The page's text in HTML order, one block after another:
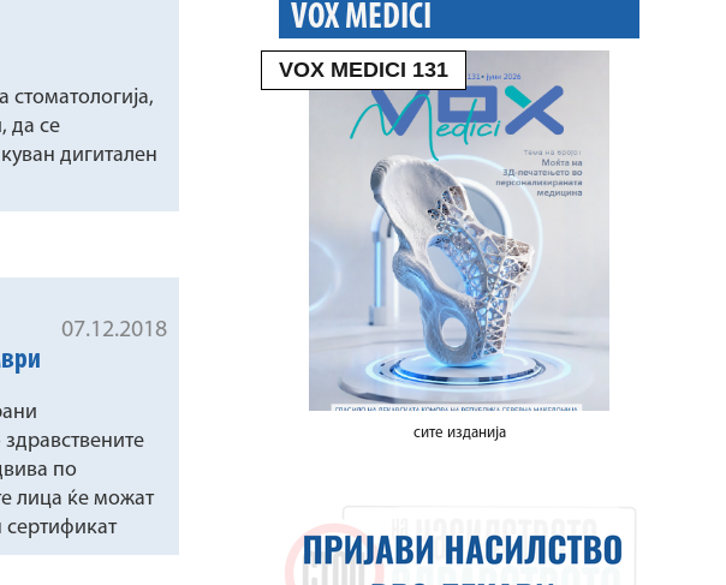
да се
дигитален
07.12.2018
по
лица ќе можат
сертификат
VOX MEDICI
VOX MEDICI 131
сите изданија